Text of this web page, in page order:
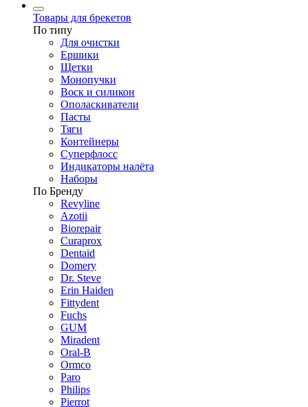
Товары для брекетов
По типу
Для очистки
Ершики
Щетки
Монопучки
Воск и силикон
Ополаскиватели
Пасты
Тяги
Контейнеры
Суперфлосс
Индикаторы налёта
Наборы
По Бренду
Revyline
Azotii
Biorepair
Curaprox
Dentaid
Domery
Dr. Steve
Erin Haiden
Fittydent
Fuchs
GUM
Miradent
Oral-B
Ormco
Paro
Philips
Pierrot